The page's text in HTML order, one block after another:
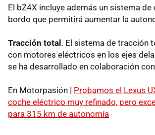
El bZ4X incluye además un sistema de
bordo que permitirá aumentar la
Tracción total . El sistema de tracción
con motores eléctricos en los ejes
se ha desarrollado en colaboración
En Motorpasión | Probamos el Lexus
coche eléctrico muy refinado, pero
para 315 km de autonomía